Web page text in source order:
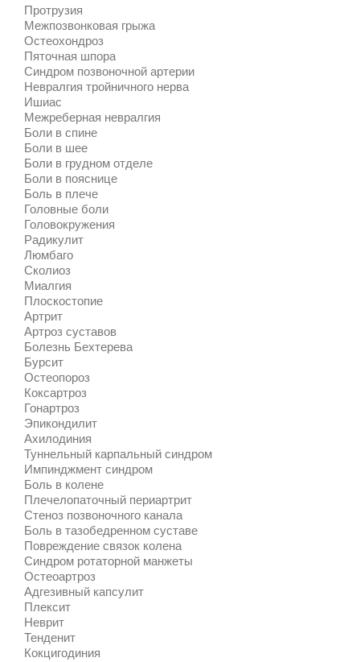
Протрузия
Межпозвонковая грыжа
Остеохондроз
Пяточная шпора
Синдром позвоночной артерии
Невралгия тройничного нерва
Ишиас
Межреберная невралгия
Боли в спине
Боли в шее
Боли в грудном отделе
Боли в пояснице
Боль в плече
Головные боли
Головокружения
Радикулит
Люмбаго
Сколиоз
Миалгия
Плоскостопие
Артрит
Артроз суставов
Болезнь Бехтерева
Бурсит
Остеопороз
Коксартроз
Гонартроз
Эпикондилит
Ахилодиния
Туннельный карпальный синдром
Импинджмент синдром
Боль в колене
Плечелопаточный периартрит
Стеноз позвоночного канала
Боль в тазобедренном суставе
Повреждение связок колена
Синдром ротаторной манжеты
Остеоартроз
Адгезивный капсулит
Плексит
Неврит
Тенденит
Кокцигодиния